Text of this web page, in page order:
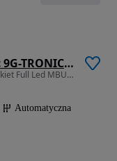
Mercedes-Benz GLC 220 d 4Matic 9G-TRONIC AMG Line
1950 cm3 • 194 KM • 220d Lift 4Matic AMG Pakiet Full Led MBUX Asystent Pasa ACC Kamera 360
Automatyczna